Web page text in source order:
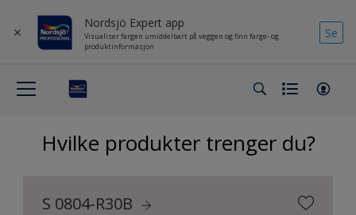
Nordsjö Expert app
Visualiser fargen umiddelbart på veggen og finn farge- og
produktinformasjon
Se
Hvilke produkter trenger du?
S 0804-R30B